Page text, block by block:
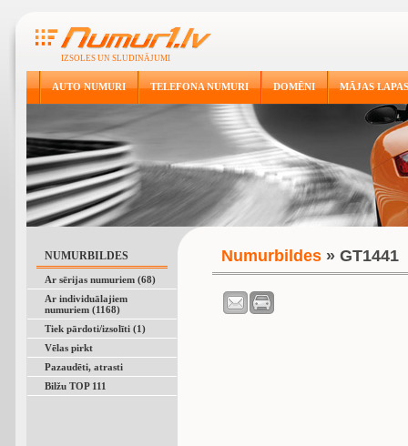
IZSOLES UN SLUDINĀJUMI
AUTO NUMURI TELEFONA NUMURI DOMĒNI MĀJAS LAPAS
NUMURBILDES
Ar sērijas numuriem (68)
Ar individuālajiem
numuriem (1168)
Tiek pārdoti/izsolīti (1)
Vēlas pirkt
Pazaudēti, atrasti
Bilžu TOP 111
Numurbildes» GT1441